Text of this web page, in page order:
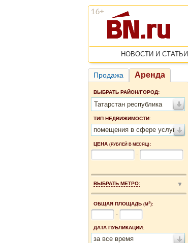
НОВОСТИ И СТАТЬИ
Продажа Аренда
ВЫБРАТЬ РАЙОН/ГОРОД:
Татарстан республика
ТИП НЕДВИЖИМОСТИ:
помещения в сфере услуг
ЦЕНА (РУБЛЕЙ В МЕСЯЦ):
-
ВЫБРАТЬ МЕТРО:
ОБЩАЯ ПЛОЩАДЬ (М2):
-
ДАТА ПУБЛИКАЦИИ:
за все время